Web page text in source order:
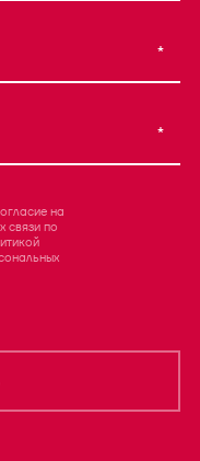
*
*
на
связи по